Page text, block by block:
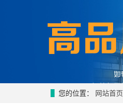
您的位置： 网站首页